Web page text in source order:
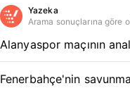
Yazeka
Arama sonuçlarına göre
Alanyaspor maçının
Fenerbahçe'nin